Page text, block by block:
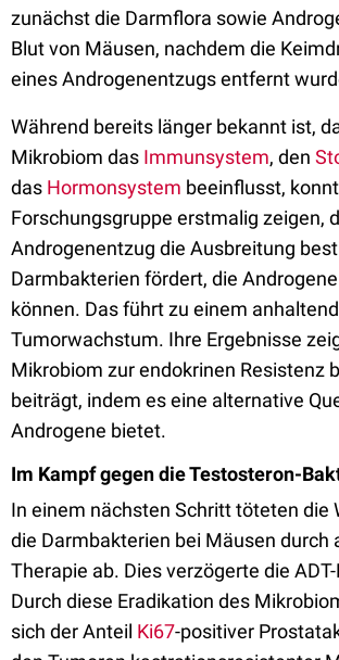
zunächst die Darmflora sowie
Blut von Mäusen, nachdem die
eines Androgenentzugs entfernt
Während bereits länger bekannt ist,
Mikrobiom das Immunsystem, den
das Hormonsystem beeinflusst,
Forschungsgruppe erstmalig zeigen,
Androgenentzug die Ausbreitung
Darmbakterien fördert, die
können. Das führt zu einem
Tumorwachstum. Ihre Ergebnisse
Mikrobiom zur endokrinen Resistenz
beiträgt, indem es eine alternative
Androgene bietet.
Im Kampf gegen die Testosteron-
In einem nächsten Schritt töteten die
die Darmbakterien bei Mäusen durch
Therapie ab. Dies verzögerte die
Durch diese Eradikation des
sich der Anteil Ki67-positiver